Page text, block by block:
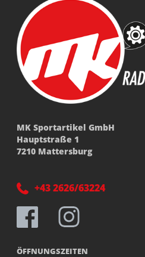
MK Sportartikel GmbH
Hauptstraße 1
7210 Mattersburg
+43 2626/63224
ÖFFNUNGSZEITEN